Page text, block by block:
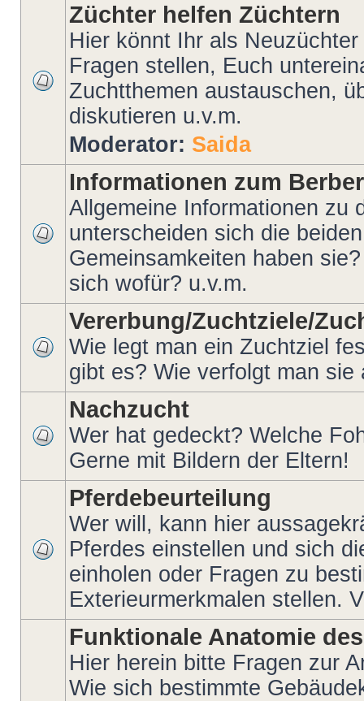
Züchter helfen Züchtern
Hier könnt Ihr als
Fragen stellen, Euch
Zuchtthemen austauschen,
diskutieren u.v.m.
Moderator: Saida
Informationen zum
Allgemeine Informationen zu
unterscheiden sich die
Gemeinsamkeiten haben
sich wofür? u.v.m.
Vererbung/Zuchtziele/
Wie legt man ein Zuchtziel
gibt es? Wie verfolgt man sie
Nachzucht
Wer hat gedeckt? Welche
Gerne mit Bildern der Eltern!
Pferdebeurteilung
Wer will, kann hier
Pferdes einstellen und sich
einholen oder Fragen zu
Exterieurmerkmalen stellen.
Funktionale Anatomie
Hier herein bitte Fragen zur
Wie sich bestimmte